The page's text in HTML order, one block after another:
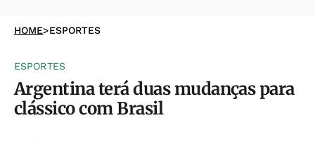
HOME>ESPORTES
ESPORTES
Argentina terá duas mudanças para
clássico com Brasil